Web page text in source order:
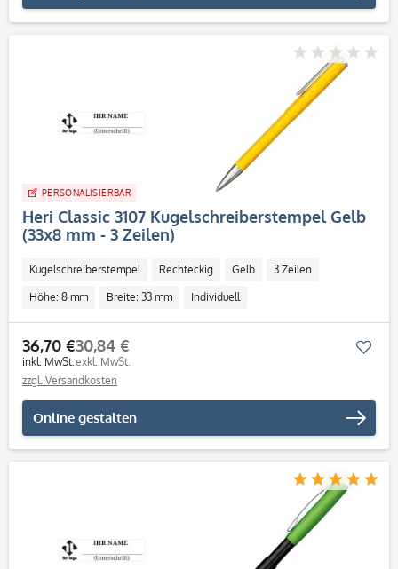
PERSONALISIERBAR
Heri Classic 3107 Kugelschreiberstempel Gelb
(33x8 mm - 3 Zeilen)
Kugelschreiberstempel Rechteckig Gelb 3 Zeilen
Höhe: 8 mm Breite: 33 mm Individuell
36,70 €
inkl. MwSt.
30,84 €
exkl. MwSt.
zzgl. Versandkosten
Online gestalten